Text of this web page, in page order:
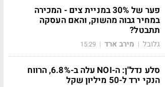
פער של 30% במניית צים - המכירה
במחיר גבוה מהשוק, והאם העסקה
תתבטל?
גלובל | מירב ארד |
15:29
סלע נדל"ן: ה-NOI עלה ב-6.8%, הרווח
הנקי ירד ל-50 מיליון שקל